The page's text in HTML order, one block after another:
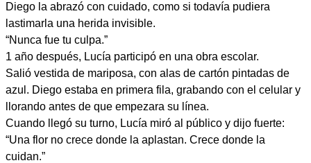
Diego la abrazó con cuidado, como si todavía pudiera
lastimarla una herida invisible.
“Nunca fue tu culpa.”
1 año después, Lucía participó en una obra escolar.
Salió vestida de mariposa, con alas de cartón pintadas de
azul. Diego estaba en primera fila, grabando con el celular y
llorando antes de que empezara su línea.
Cuando llegó su turno, Lucía miró al público y dijo fuerte:
“Una flor no crece donde la aplastan. Crece donde la
cuidan.”